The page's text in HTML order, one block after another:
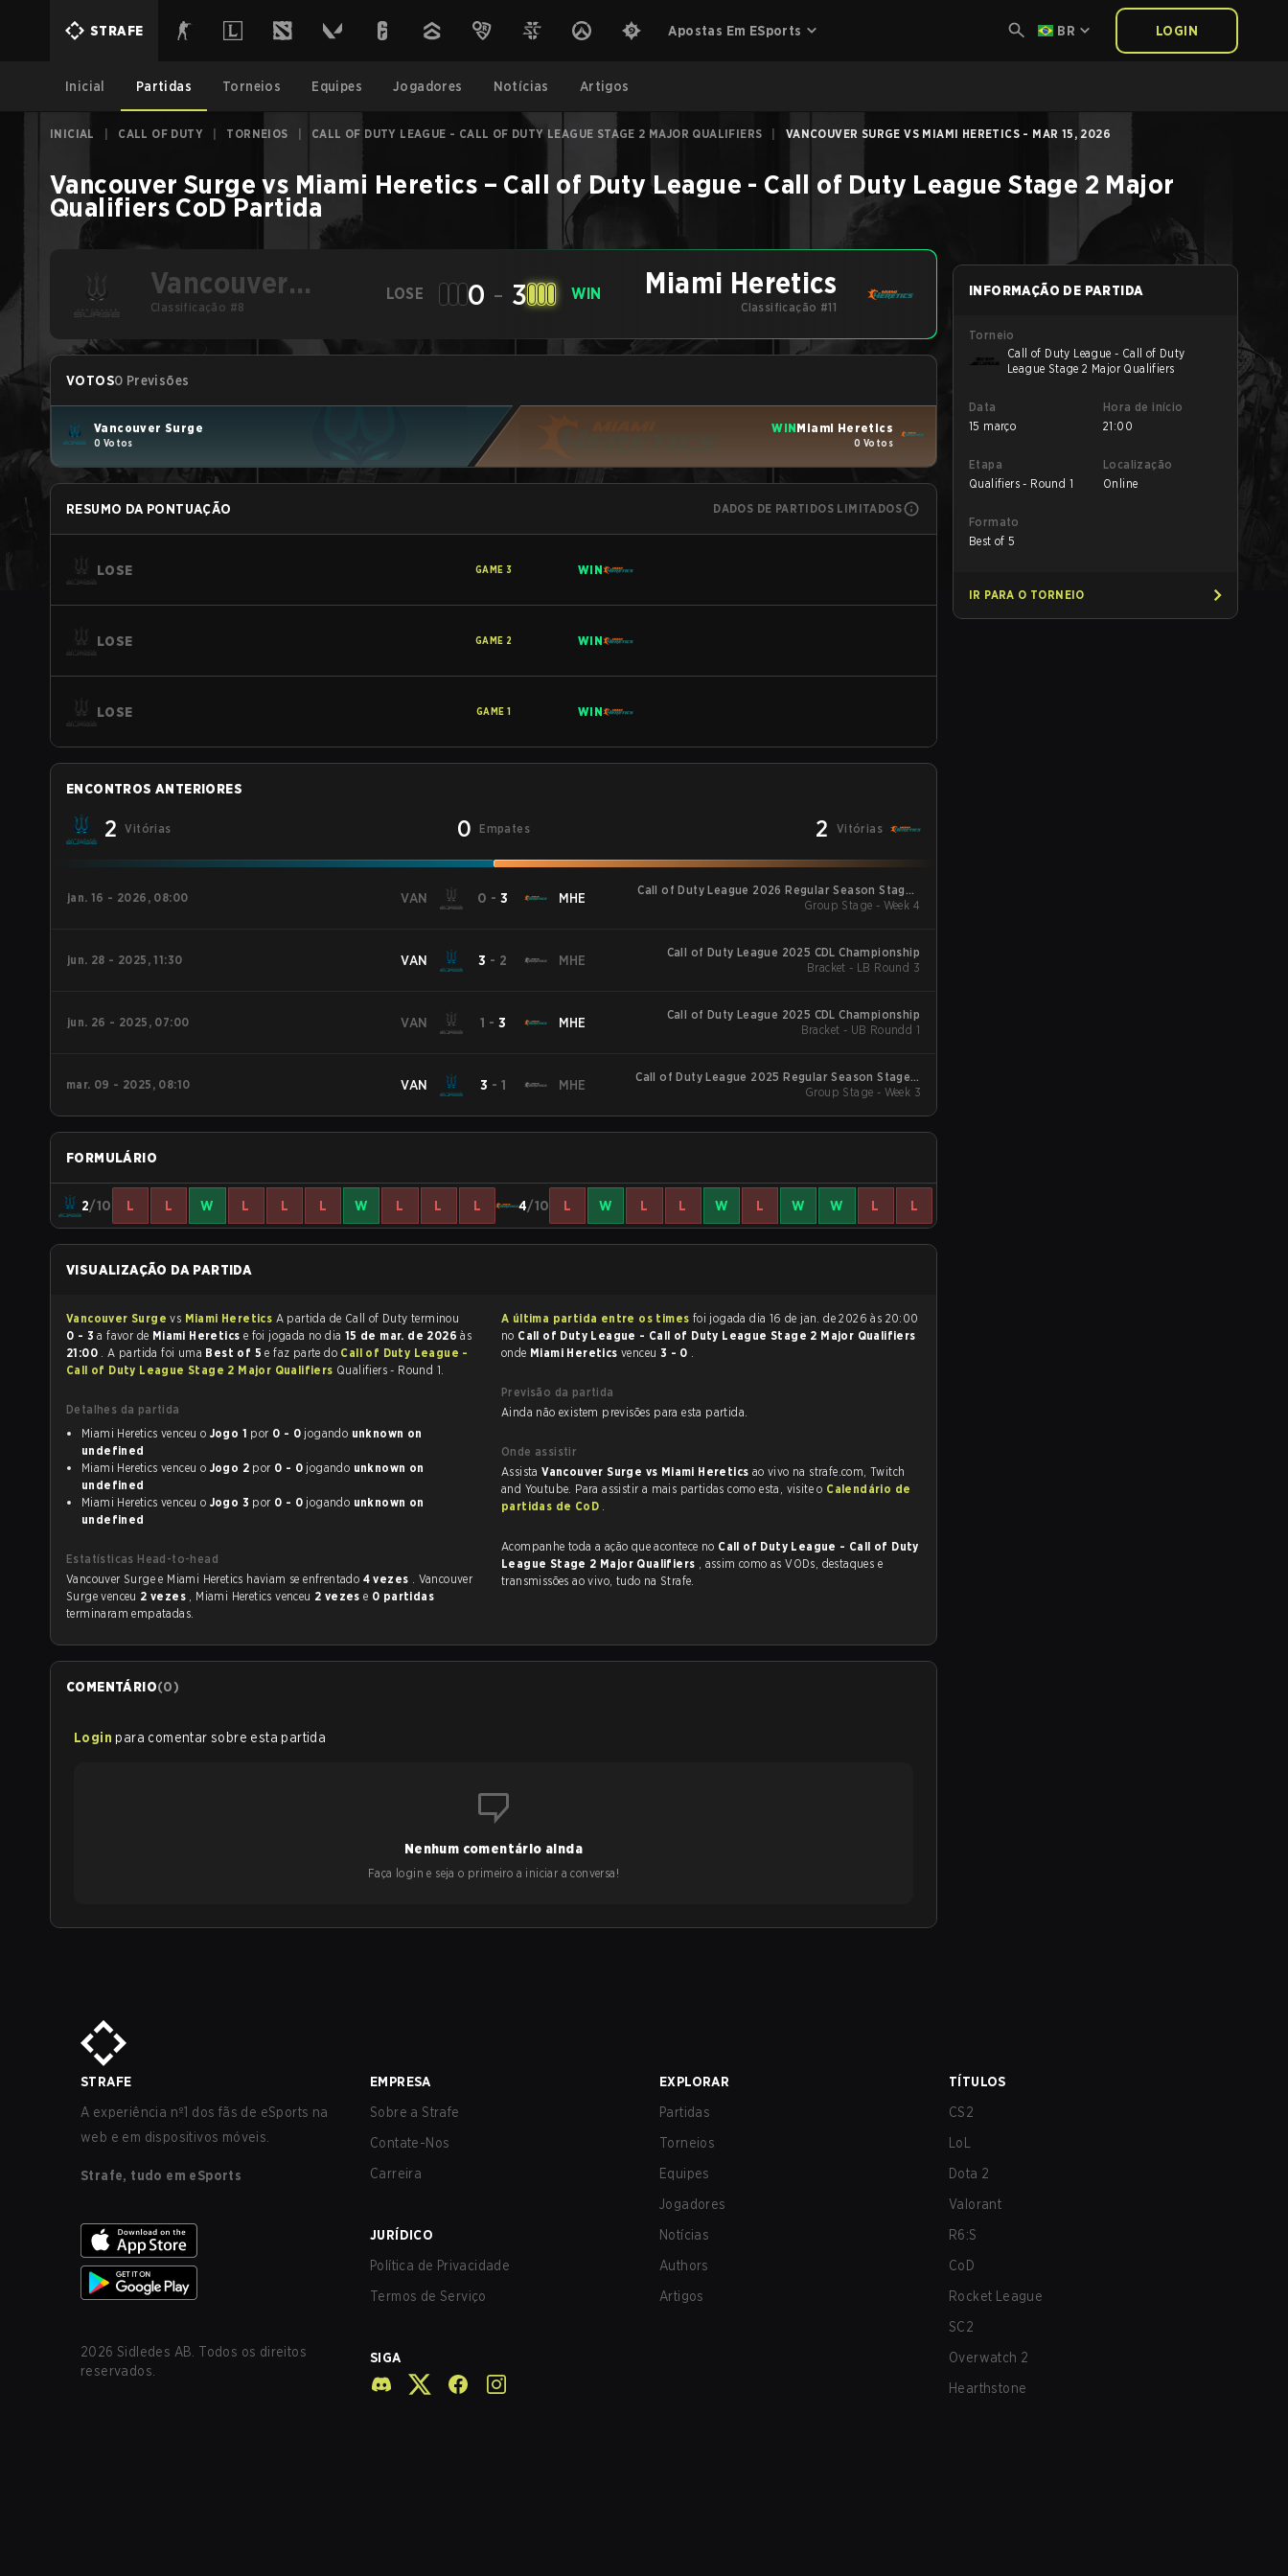
STRAFE Apostas Em ESports BR LOGIN
Inicial Partidas Torneios Equipes Jogadores Notícias Artigos
INICIAL CALL OF DUTY TORNEIOS CALL OF DUTY LEAGUE - CALL OF DUTY LEAGUE STAGE 2 MAJOR QUALIFIERS VANCOUVER SURGE VS MIAMI HERETICS - MAR 15, 2026
Vancouver Surge vs Miami Heretics – Call of Duty League - Call of Duty League Stage 2 Major
Qualifiers CoDPartida
Vancouver
Surge
Classificação #8
LOSE 0 - 3 WIN Miami Heretics
Classificação #11
VOTOS0 Previsões
Vancouver Surge
0 Votos
WINMiami Heretics
0 Votos
RESUMO DA PONTUAÇÃO DADOS DE PARTIDOS LIMITADOS
LOSE GAME 3 WIN
LOSE GAME 2 WIN
LOSE GAME 1 WIN
ENCONTROS ANTERIORES
2 Vitórias 0 Empates 2 Vitórias
jan. 16 - 2026, 08:00 VAN 0 -3 MHE
Call of Duty League 2026 Regular Season Stage 1
Qualifiers
Group Stage - Week 4
jun. 28 - 2025, 11:30 VAN 3 - 2 MHE
Call of Duty League 2025 CDL Championship
Bracket - LB Round 3
jun. 26 - 2025, 07:00 VAN 1 - 3 MHE
Call of Duty League 2025 CDL Championship
Bracket - UB Roundd 1
mar. 09 - 2025, 08:10 VAN 3 - 1 MHE
Call of Duty League 2025 Regular Season Stage 2
Qualifiers
Group Stage - Week 3
FORMULÁRIO
2/10 L L W L L L W L L L 4/10 L W L L W L W W L L
VISUALIZAÇÃO DA PARTIDA
Vancouver Surgevs Miami Heretics
A partida de Call of Duty terminou
0 - 3 a favor de Miami Heretics e foi jogada no dia 15 de mar. de 2026às
21:00 . A partida foi uma Best of 5e faz parte do Call of Duty League -
Call of Duty League Stage 2 Major Qualifiers Qualifiers - Round 1.
Detalhes da partida
Miami Heretics venceu o Jogo 1 por 0 - 0 jogando unknown on
undefined
Miami Heretics venceu o Jogo 2 por 0 - 0 jogando unknown on
undefined
Miami Heretics venceu o Jogo 3 por 0 - 0 jogando unknown on
undefined
Estatísticas Head-to-head
Vancouver Surge e Miami Heretics haviam se enfrentado 4 vezes . Vancouver
Surge venceu 2 vezes , Miami Heretics venceu 2 vezese 0 partidas
terminaram empatadas.
A última partida entre os times
no Call of Duty League - Call of Duty League Stage 2 Major Qualifiers
onde Miami Heretics venceu 3 - 0 .
Previsão da partida
Ainda não existem previsões para esta partida.
Onde assistir
AssistaVancouver Surge vs Miami Heretics ao vivo na strafe.com, Twitch
and Youtube. Para assistir a mais partidas como esta, visite o Calendário de
partidas de CoD .
Acompanhe toda a ação que acontece no Call of Duty League - Call of Duty
League Stage 2 Major Qualifiers , assim como as VODs, destaques e
transmissões ao vivo, tudo na Strafe.
COMENTÁRIO(0)
Login para comentar sobre esta partida
Nenhum comentário ainda
Faça login e seja o primeiro a iniciar a conversa!
INFORMAÇÃO DE PARTIDA
Torneio
Call of Duty League - Call of Duty
League Stage 2 Major Qualifiers
Data
15 março
Hora de início
21:00
Etapa
Qualifiers - Round 1
Localização
Online
Formato
Best of 5
IR PARA O TORNEIO
STRAFE
A experiência nº1 dos fãs de eSports na
web e em dispositivos móveis.
Strafe, tudo em eSports
2026 Sidledes AB. Todos os direitos
reservados.
EMPRESA
Sobre a Strafe
Contate-Nos
Carreira
JURÍDICO
Política de Privacidade
Termos de Serviço
SIGA
EXPLORAR
Partidas
Torneios
Equipes
Jogadores
Notícias
Authors
Artigos
TÍTULOS
CS2
LoL
Dota 2
Valorant
R6:S
CoD
Rocket League
SC2
Overwatch 2
Hearthstone